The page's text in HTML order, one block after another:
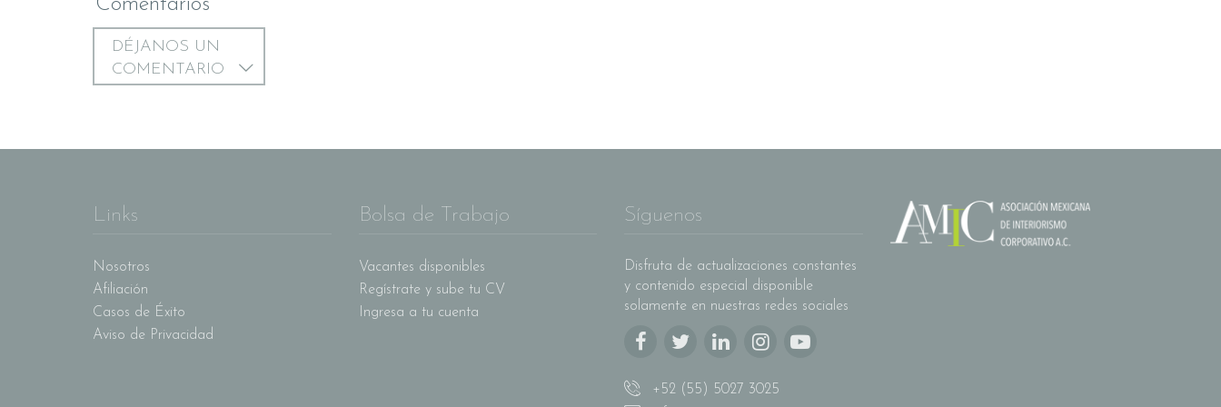
Comentarios
DÉJANOS UN
COMENTARIO
Links
Nosotros
Afiliación
Casos de Éxito
Aviso de Privacidad
Bolsa de Trabajo
Vacantes disponibles
Regístrate y sube tu CV
Ingresa a tu cuenta
Síguenos
Disfruta de actualizaciones constantes
y contenido especial disponible
solamente en nuestras redes sociales
+52 (55) 5027 3025